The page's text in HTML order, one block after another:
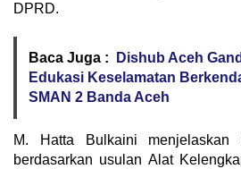
DPRD.
Baca Juga :
Dishub Aceh
Edukasi Keselamatan
SMAN 2 Banda Aceh
M. Hatta Bulkaini menjelaskan
berdasarkan usulan Alat